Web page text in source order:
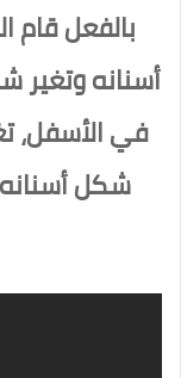
بالفعل قام
أسنانه
في الأسفل،
شكل